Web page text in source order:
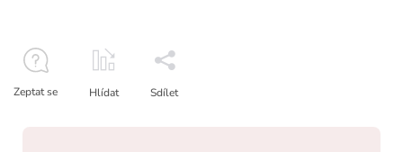
Zeptat se Hlídat Sdílet